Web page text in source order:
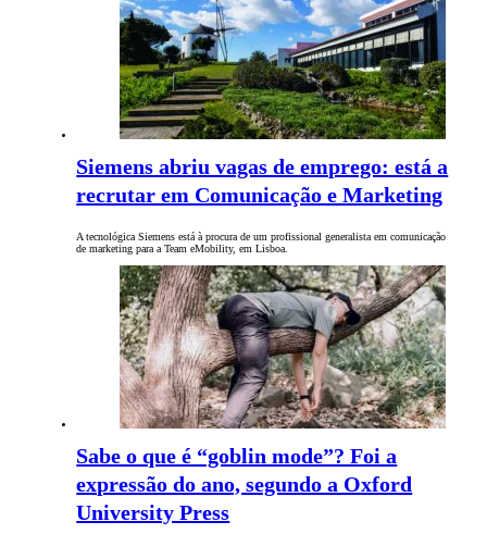
Siemens abriu vagas de emprego: está a
recrutar em Comunicação e Marketing
A tecnológica Siemens está à procura de um profissional generalista em comunicação
de marketing para a Team eMobility, em Lisboa.
Sabe o que é “goblin mode”? Foi a
expressão do ano, segundo a Oxford
University Press